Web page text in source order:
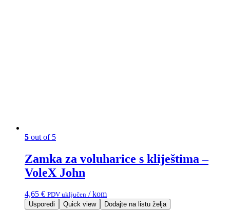
5 out of 5
Zamka za voluharice s kliještima –
VoleX John
4,65 € PDV uključen / kom
Usporedi Quick view Dodajte na listu želja